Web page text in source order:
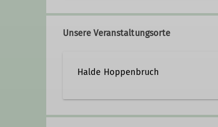
Trainer*in C MTB Fahrtechnik
Unsere Veranstaltungsorte
Halde Hoppenbruch